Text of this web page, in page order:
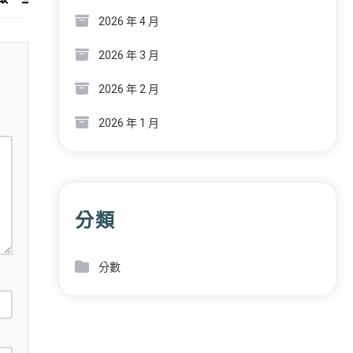
2026 年 4 月
2026 年 3 月
2026 年 2 月
2026 年 1 月
分類
分數